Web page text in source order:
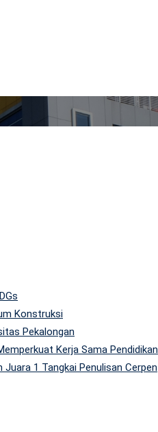
Konstruksi
Pekalongan
Kerja Sama Pendidikan
Juara 1 Tangkai Penulisan Cerpen